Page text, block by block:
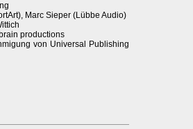
Marc Sieper (Lübbe Audio)
productions
von Universal Publishing